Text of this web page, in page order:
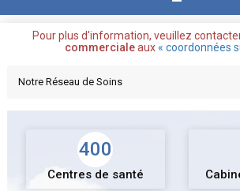
Pour plus d'information, veuillez
commercialeaux« coordonnées
400
Centres de santé